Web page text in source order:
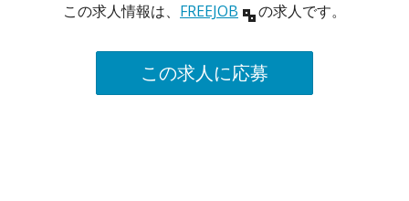
この求人情報は、 FREEJOB の求人です。
この求人に応募